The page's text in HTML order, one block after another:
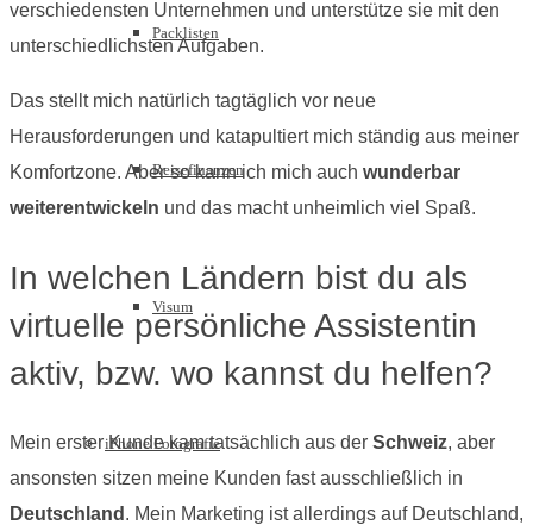
Packlisten
Reisefinanzen
Visum
iPhone Fotografie
verschiedensten Unternehmen und unterstütze sie mit den
unterschiedlichsten Aufgaben.
Das stellt mich natürlich tagtäglich vor neue
Herausforderungen und katapultiert mich ständig aus meiner
Komfortzone. Aber so kann ich mich auch wunderbar
weiterentwickeln und das macht unheimlich viel Spaß.
In welchen Ländern bist du als
virtuelle persönliche Assistentin
aktiv, bzw. wo kannst du helfen?
Mein erster Kunde kam tatsächlich aus der Schweiz, aber
ansonsten sitzen meine Kunden fast ausschließlich in
Deutschland . Mein Marketing ist allerdings auf Deutschland,